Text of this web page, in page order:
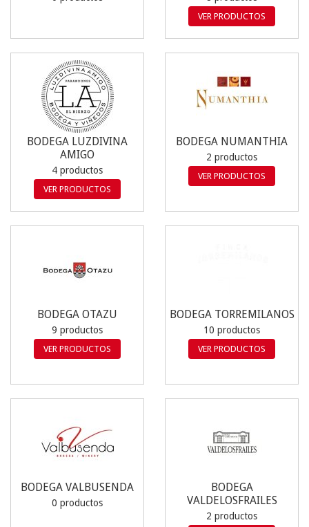
VER PRODUCTOS
BODEGA LUZDIVINA
AMIGO
4 productos
VER PRODUCTOS
BODEGA NUMANTHIA
2 productos
VER PRODUCTOS
BODEGA OTAZU
9 productos
VER PRODUCTOS
BODEGA TORREMILANOS
10 productos
VER PRODUCTOS
BODEGA VALBUSENDA
0 productos
BODEGA
VALDELOSFRAILES
2 productos